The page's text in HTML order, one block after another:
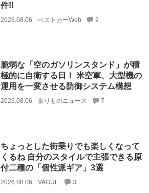
件!!
2026.08.06 ベストカーWeb 2
脆弱な「空のガソリンスタンド」が積
極的に自衛する日！ 米空軍、大型機の
運用を一変させる防御システム構想
2026.08.06 乗りものニュース 7
ちょっとした街乗りでも楽しくなって
くるね 自分のスタイルで主張できる原
付二種の「個性派ギア」3選
2026.08.06 VAGUE 3